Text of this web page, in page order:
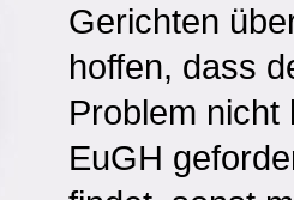
Gerichten
hoffen, dass
Problem nicht
EuGH